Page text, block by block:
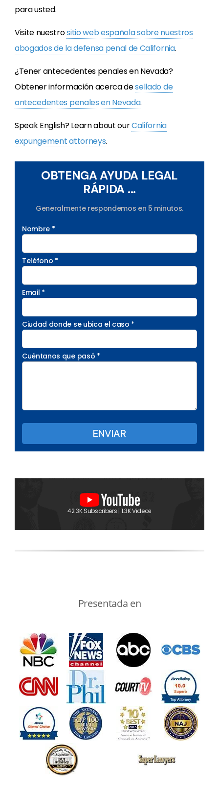
para usted.
Visite nuestrositio web española sobre nuestros
abogados de la defensa penal de California.
¿Tener antecedentes penales en Nevada?
Obtener información acerca desellado de
antecedentes penales en Nevada.
Speak English? Learn about ourCalifornia
expungement attorneys.
OBTENGA AYUDA LEGAL
RÁPIDA ...
Generalmente respondemos en 5 minutos.
Nombre *
Teléfono *
Email *
Ciudad donde se ubica el caso *
Cuéntanos que pasó *
42.3K Subscribers | 1.3K Videos
Presentada en